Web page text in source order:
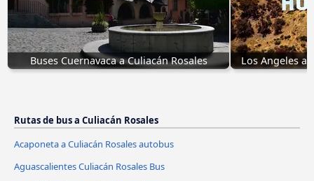
Buses Cuernavaca a Culiacán Rosales Los Angeles a
Rutas de bus a Culiacán Rosales
Acaponeta a Culiacán Rosales autobus
Aguascalientes Culiacán Rosales Bus